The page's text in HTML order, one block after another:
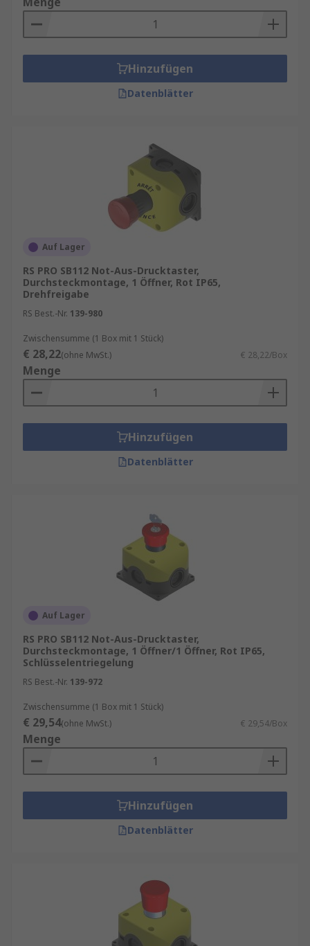
Hinzufügen
Datenblätter
Auf Lager
RS PRO SB112 Not-Aus-Drucktaster,
Durchsteckmontage, 1 Öffner, Rot IP65,
Drehfreigabe
RS Best.-Nr. 139-980
Zwischensumme (1 Box mit 1 Stück)
€ 28,22(ohne MwSt.) € 28,22/Box
Menge
Hinzufügen
Datenblätter
Auf Lager
RS PRO SB112 Not-Aus-Drucktaster,
Durchsteckmontage, 1 Öffner/1 Öffner, Rot IP65,
Schlüsselentriegelung
RS Best.-Nr. 139-972
Zwischensumme (1 Box mit 1 Stück)
€ 29,54(ohne MwSt.) € 29,54/Box
Menge
Hinzufügen
Datenblätter